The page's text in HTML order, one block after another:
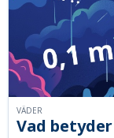
Vad
VÄDER